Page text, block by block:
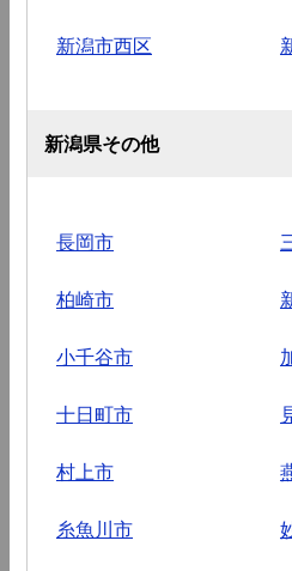
新潟市西区
新潟県その他
長岡市
柏崎市
小千谷市
十日町市
村上市
糸魚川市